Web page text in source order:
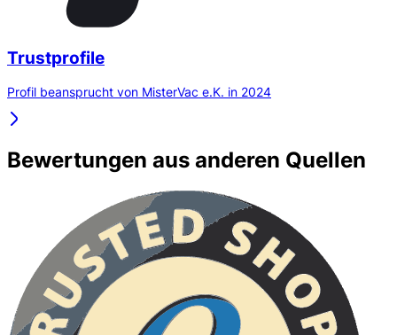
Trustprofile
Profil beansprucht von MisterVac e.K. in 2024
Bewertungen aus anderen Quellen